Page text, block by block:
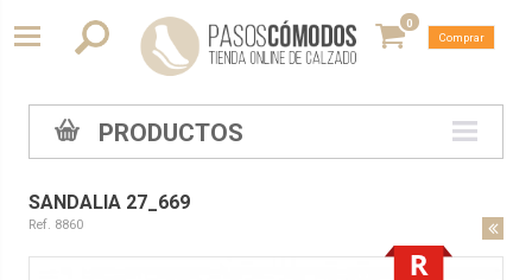
0
Comprar
PRODUCTOS
SANDALIA 27_669
Ref. 8860